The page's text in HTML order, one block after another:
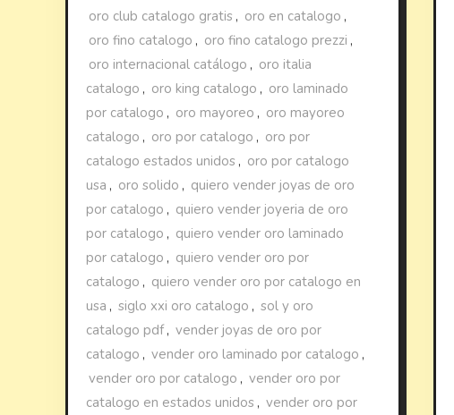
oro club catalogo gratis , oro en catalogo ,
oro fino catalogo , oro fino catalogo prezzi ,
oro internacional catálogo , oro italia
catalogo , oro king catalogo , oro laminado
por catalogo , oro mayoreo , oro mayoreo
catalogo , oro por catalogo , oro por
catalogo estados unidos , oro por catalogo
usa , oro solido , quiero vender joyas de oro
por catalogo , quiero vender joyeria de oro
por catalogo , quiero vender oro laminado
por catalogo , quiero vender oro por
catalogo , quiero vender oro por catalogo en
usa , siglo xxi oro catalogo , sol y oro
catalogo pdf, vender joyas de oro por
catalogo , vender oro laminado por catalogo ,
vender oro por catalogo , vender oro por
catalogo en estados unidos , vender oro por